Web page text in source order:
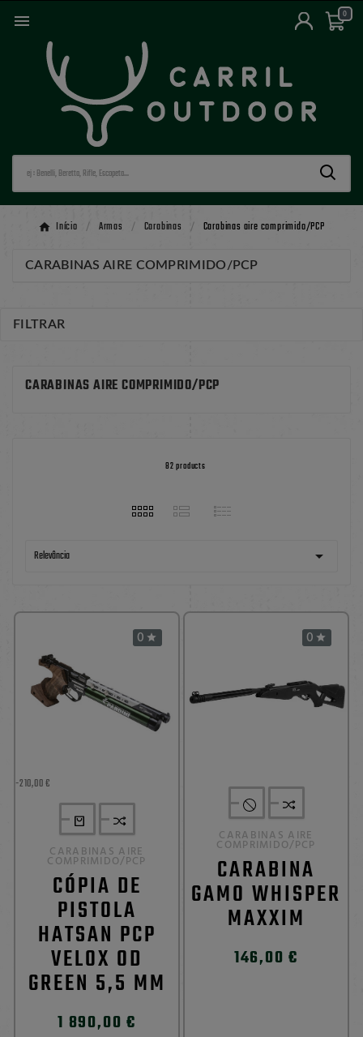
 0
Início Armas Carabinas Carabinas aire comprimido/PCP
CARABINAS AIRE COMPRIMIDO/PCP
82 products
Relevância 
-210,00 €
0 
CARABINAS AIRE
COMPRIMIDO/PCP
CÓPIA DE
PISTOLA
HATSAN PCP
VELOX OD
GREEN 5,5 MM
1 890,00 €
0 
CARABINAS AIRE
COMPRIMIDO/PCP
CARABINA
GAMO WHISPER
MAXXIM
146,00 €
FILTRAR
CARABINAS AIRE COMPRIMIDO/PCP